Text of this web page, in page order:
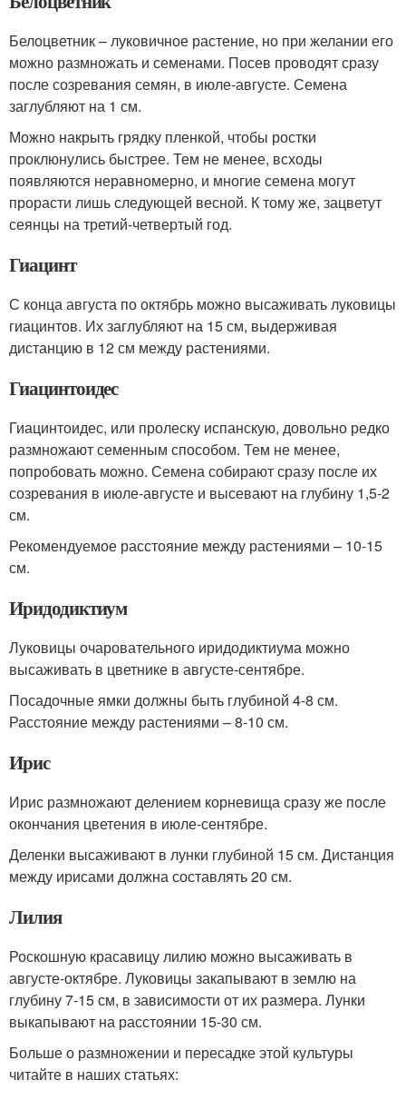
Белоцветник – луковичное растение, но при желании его
можно размножать и семенами. Посев проводят сразу
после созревания семян, в июле-августе. Семена
заглубляют на 1 см.
Можно накрыть грядку пленкой, чтобы ростки
проклюнулись быстрее. Тем не менее, всходы
появляются неравномерно, и многие семена могут
прорасти лишь следующей весной. К тому же, зацветут
сеянцы на третий-четвертый год.
Гиацинт
С конца августа по октябрь можно высаживать луковицы
гиацинтов. Их заглубляют на 15 см, выдерживая
дистанцию в 12 см между растениями.
Гиацинтоидес
Гиацинтоидес, или пролеску испанскую, довольно редко
размножают семенным способом. Тем не менее,
попробовать можно. Семена собирают сразу после их
созревания в июле-августе и высевают на глубину 1,5-2
см.
Рекомендуемое расстояние между растениями – 10-15
см.
Иридодиктиум
Луковицы очаровательного иридодиктиума можно
высаживать в цветнике в августе-сентябре.
Посадочные ямки должны быть глубиной 4-8 см.
Расстояние между растениями – 8-10 см.
Ирис
Ирис размножают делением корневища сразу же после
окончания цветения в июле-сентябре.
Деленки высаживают в лунки глубиной 15 см. Дистанция
между ирисами должна составлять 20 см.
Лилия
Роскошную красавицу лилию можно высаживать в
августе-октябре. Луковицы закапывают в землю на
глубину 7-15 см, в зависимости от их размера. Лунки
выкапывают на расстоянии 15-30 см.
Больше о размножении и пересадке этой культуры
читайте в наших статьях: